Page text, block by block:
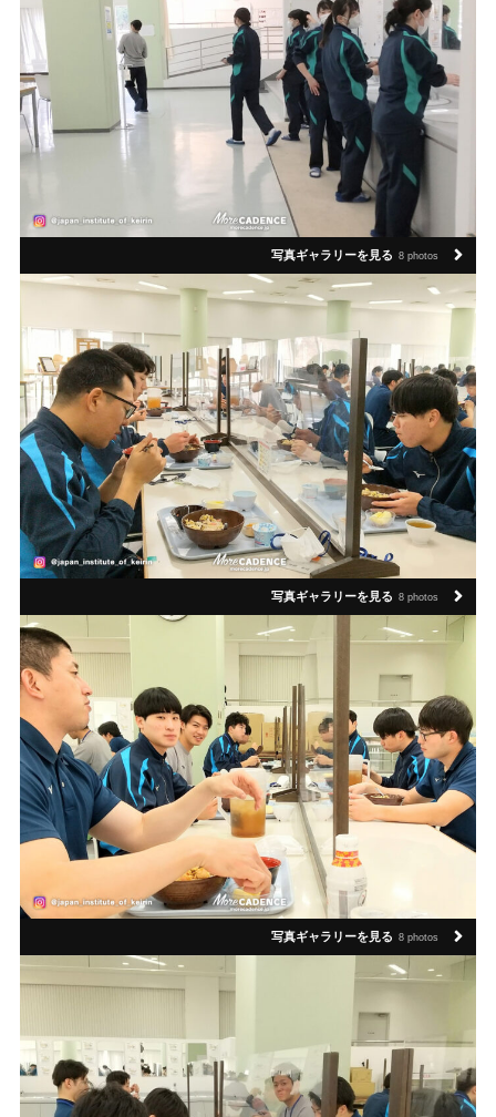
写真ギャラリーを見る 8 photos
写真ギャラリーを見る 8 photos
写真ギャラリーを見る 8 photos